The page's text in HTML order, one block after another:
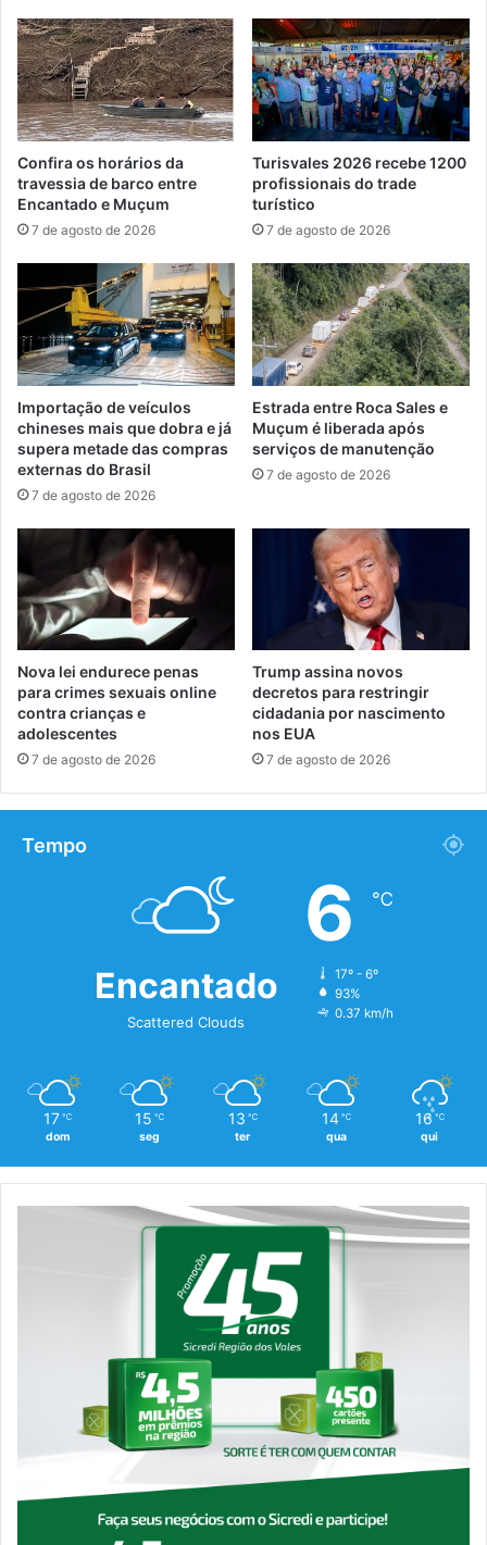
Confira os horários da
travessia de barco entre
Encantado e Muçum
7 de agosto de 2026
Turisvales 2026 recebe 1200
profissionais do trade
turístico
7 de agosto de 2026
Importação de veículos
chineses mais que dobra e já
supera metade das compras
externas do Brasil
7 de agosto de 2026
Estrada entre Roca Sales e
Muçum é liberada após
serviços de manutenção
7 de agosto de 2026
Nova lei endurece penas
para crimes sexuais online
contra crianças e
adolescentes
7 de agosto de 2026
Trump assina novos
decretos para restringir
cidadania por nascimento
nos EUA
7 de agosto de 2026
Tempo
Encantado
Scattered Clouds
6 ℃
17º - 6º
93%
0.37 km/h
17 ℃
dom
15 ℃
seg
13 ℃
ter
14 ℃
qua
16 ℃
qui